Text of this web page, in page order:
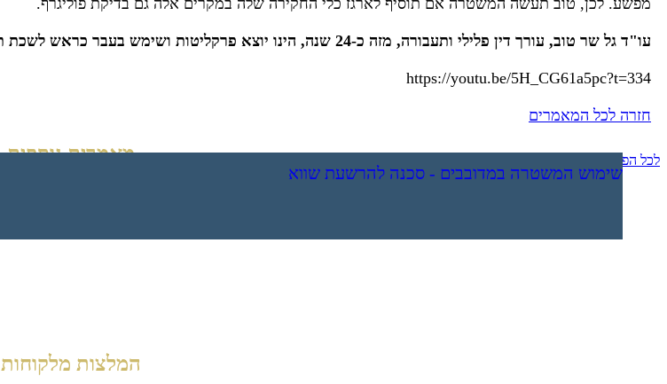
עו"ד גל שר טוב, עורך דין פלילי ותעבורה, מזה כ-24 שנה, הינו יוצא פרקליטות ושימש בעבר כראש לשכת תביעות וכראש לשכת חקירות במשטרה.
https://youtu.be/5H_CG61a5pc?t=334
חזרה לכל המאמרים
מאמרים נוספים
מחיקת רישום פלילי ללא הרשעה
מחיקת רישום משטרתי
היתרונות והחסרונות של עסקת טיעון
סגירת תיק פלילי בהסדר מותנה
נעצרת? זומנת לחקירה? אתה חייב לקרא את זה!!!
הייתם מעורבים בתאונה? - קבלו מידע חשוב וקריטי!
גניבה מסופר פארם
מחיקת רישום פלילי (הרשעות)
שימוש המשטרה במדובבים - סכנה להרשעת שווא
לכל הפרסומים
המלצות מלקוחות